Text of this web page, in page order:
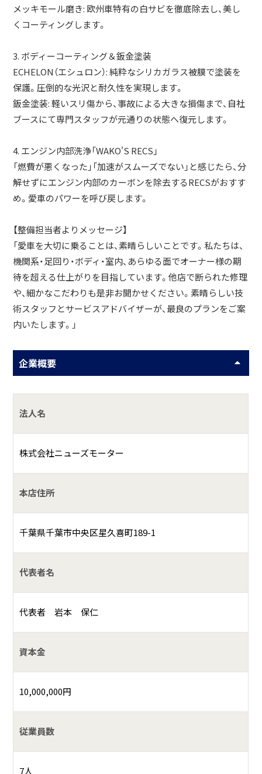
メッキモール磨き: 欧州車特有の白サビを徹底除去し、美し
くコーティングします。
3. ボディーコーティング＆鈑金塗装
ECHELON（エシュロン）: 純粋なシリカガラス被膜で塗装を
保護。圧倒的な光沢と耐久性を実現します。
鈑金塗装: 軽いスリ傷から、事故による大きな損傷まで、自社
ブースにて専門スタッフが元通りの状態へ復元します。
4. エンジン内部洗浄「WAKO'S RECS」
「燃費が悪くなった」「加速がスムーズでない」と感じたら、分
解せずにエンジン内部のカーボンを除去するRECSがおすす
め。愛車のパワーを呼び戻します。
【整備担当者よりメッセージ】
「愛車を大切に乗ることは、素晴らしいことです。私たちは、
機関系・足回り・ボディ・室内、あらゆる面でオーナー様の期
待を超える仕上がりを目指しています。他店で断られた修理
や、細かなこだわりも是非お聞かせください。素晴らしい技
術スタッフとサービスアドバイザーが、最良のプランをご案
内いたします。」
企業概要
法人名
株式会社ニューズモーター
本店住所
千葉県千葉市中央区星久喜町189-1
代表者名
代表者 岩本 保仁
資本金
10,000,000円
従業員数
7人